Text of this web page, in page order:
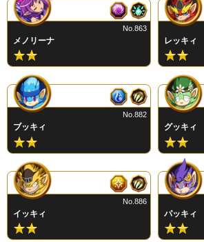
メノリーナ
No.863
レッキィ
ブッキィ
No.882
グッキィ
イッキィ
No.886
パッキィ